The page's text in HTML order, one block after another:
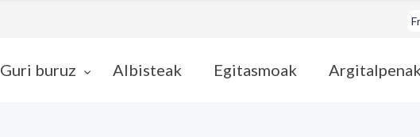
Guri buruz Albisteak Egitasmoak Argitalpenak